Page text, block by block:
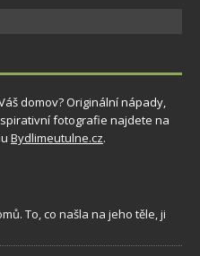
domov? Originální nápady,
fotografie najdete na
Bydlimeutulne.cz.
To, co našla na jeho těle, ji